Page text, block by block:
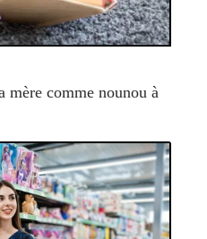
mère comme nounou à